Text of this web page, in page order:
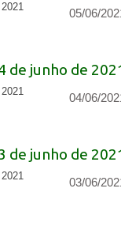
05/06/
de junho de
04/06/
de junho de
03/06/